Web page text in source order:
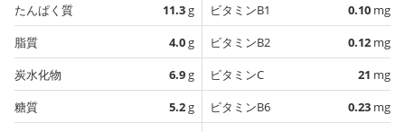
たんぱく質
11.3g
脂質
4.0g
炭水化物
6.9g
糖質
5.2g
ビタミンB1
0.10 mg
ビタミンB2
0.12 mg
ビタミンC
21 mg
ビタミンB6
0.23 mg